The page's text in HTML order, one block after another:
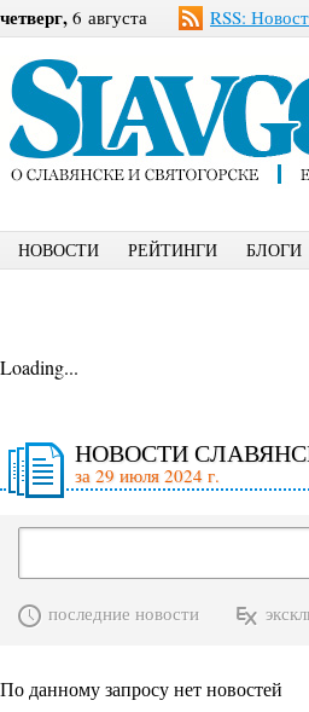
четверг, 6 августа RSS:
НОВОСТИ РЕЙТИНГИ БЛОГИ
Loading...
НОВОСТИ
за 29 июля 2024 г.
последние новости
По данному запросу нет новостей